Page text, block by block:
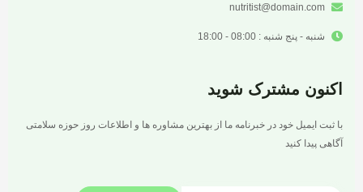
nutritist@domain.com
شنبه - پنج شنبه : 08:00 - 18:00
اکنون مشترک شوید
با ثبت ایمیل خود در خبرنامه ما از بهترین مشاوره ها و اطلاعات روز حوزه سلامتی
آگاهی پیدا کنید